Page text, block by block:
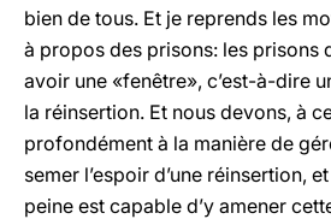
bien de tous. Et je reprends les
à propos des prisons: les prisons
avoir une «fenêtre», c’est-à-dire
la réinsertion. Et nous devons, à
profondément à la manière de
semer l’espoir d’une réinsertion,
peine est capable d’y amener